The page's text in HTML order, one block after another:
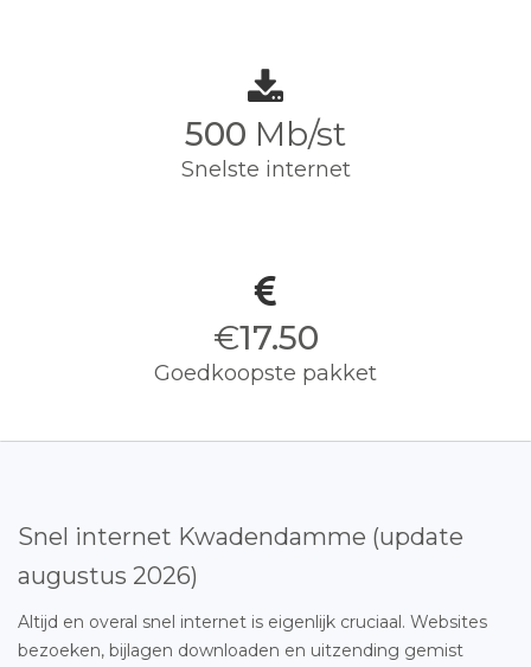
500 Mb/st
Snelste internet
€17.50
Goedkoopste pakket
Snel internet Kwadendamme (update
augustus 2026)
Altijd en overal snel internet is eigenlijk cruciaal. Websites
bezoeken, bijlagen downloaden en uitzending gemist